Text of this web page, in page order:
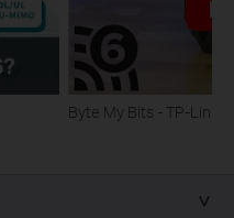
Byte My Bits - TP-Link